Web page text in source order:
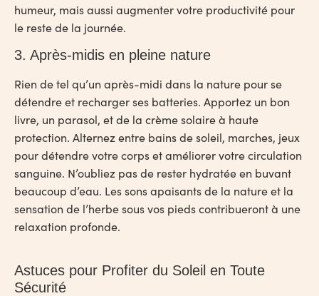
humeur, mais aussi augmenter votre productivité pour
le reste de la journée.
3. Après-midis en pleine nature
Rien de tel qu’un après-midi dans la nature pour se
détendre et recharger ses batteries. Apportez un bon
livre, un parasol, et de la crème solaire à haute
protection. Alternez entre bains de soleil, marches, jeux
pour détendre votre corps et améliorer votre circulation
sanguine. N’oubliez pas de rester hydratée en buvant
beaucoup d’eau. Les sons apaisants de la nature et la
sensation de l’herbe sous vos pieds contribueront à une
relaxation profonde.
Astuces pour Profiter du Soleil en Toute
Sécurité